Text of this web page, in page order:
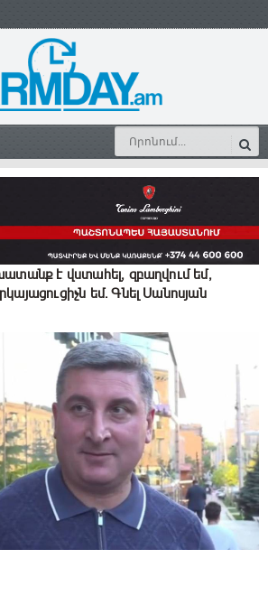
է վստահել, զբաղվում եմ,
եմ․ Գնել Սանոսյան